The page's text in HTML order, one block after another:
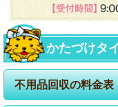
かたづけタ
不用品回収の料金表